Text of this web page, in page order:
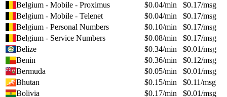
Belgium - Mobile - Proximus
$0.04/min $0.17/msg
Belgium - Mobile - Telenet
$0.04/min $0.17/msg
Belgium - Personal Numbers
$0.10/min $0.17/msg
Belgium - Service Numbers
$0.08/min $0.17/msg
Belize
$0.34/min $0.01/msg
Benin
$0.36/min $0.12/msg
Bermuda
$0.05/min $0.01/msg
Bhutan
$0.15/min $0.11/msg
Bolivia
$0.17/min $0.01/msg